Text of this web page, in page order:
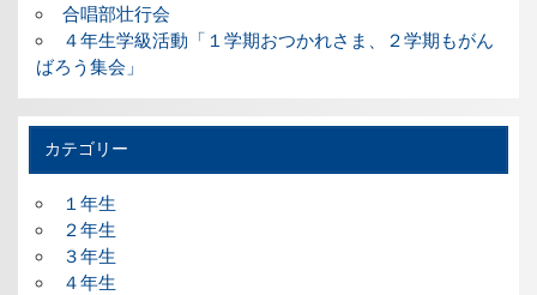
合唱部壮行会
４年生学級活動「１学期おつかれさま、２学期もがん
ばろう集会」
カテゴリー
１年生
２年生
３年生
４年生